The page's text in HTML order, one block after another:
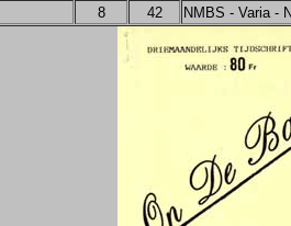
8 42 NMBS - Varia -